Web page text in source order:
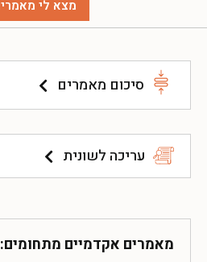
סיכום מאמרים
עריכה לשונית
מאמרים אקדמיים מתחומים: